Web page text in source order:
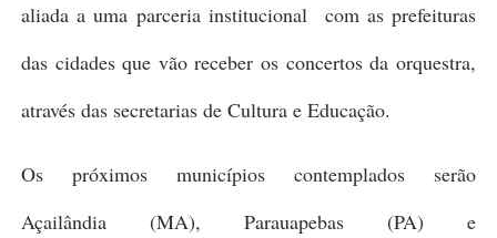
aliada a uma parceria institucional com as prefeituras
das cidades que vão receber os concertos da orquestra,
através das secretarias de Cultura e Educação.
Os próximos municípios contemplados serão
Açailândia (MA), Parauapebas (PA) e